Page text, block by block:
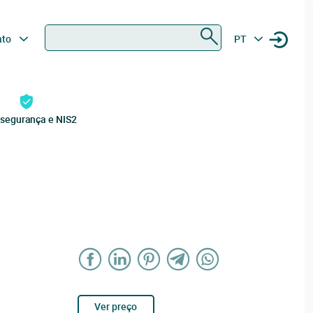
PT
e NIS2
Ver preço